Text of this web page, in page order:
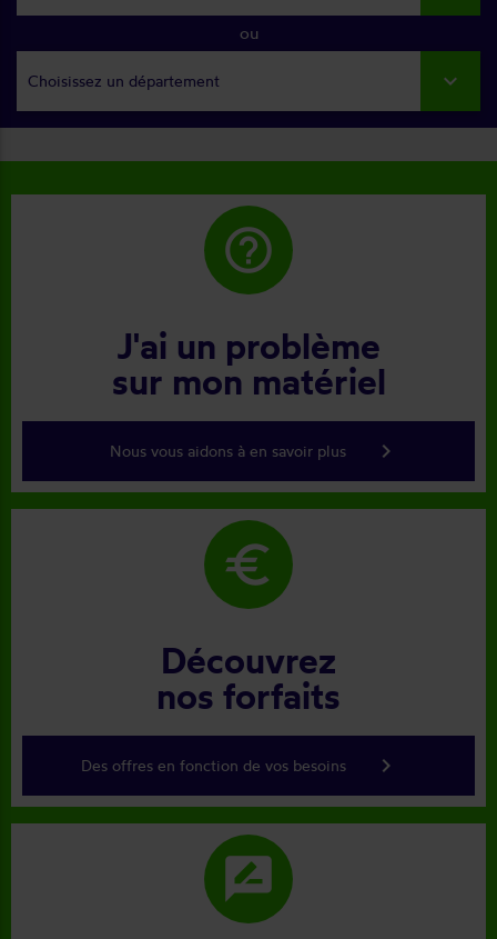
ou
Choisissez un département
help_outline
J'ai un problème
sur mon matériel
Nous vous aidons à en savoir plus keyboard_arrow_right
euro
Découvrez
nos forfaits
Des offres en fonction de vos besoins keyboard_arrow_right
rate_review